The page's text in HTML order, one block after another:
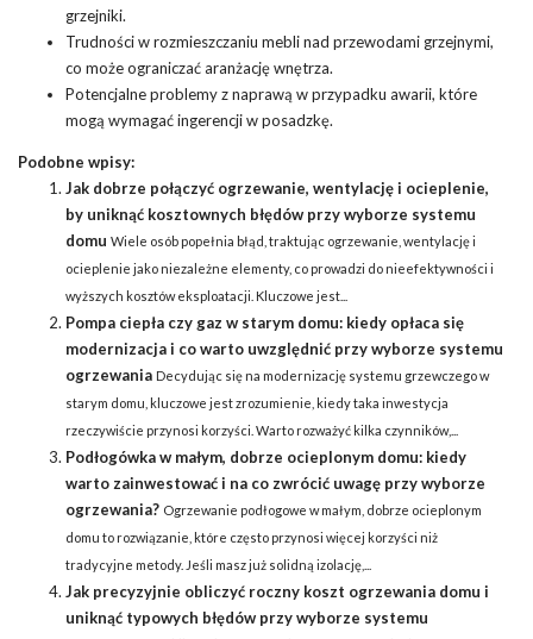
grzejniki.
Trudności w rozmieszczaniu mebli nad przewodami grzejnymi,
co może ograniczać aranżację wnętrza.
Potencjalne problemy z naprawą w przypadku awarii, które
mogą wymagać ingerencji w posadzkę.
Podobne wpisy:
Jak dobrze połączyć ogrzewanie, wentylację i ocieplenie,
by uniknąć kosztownych błędów przy wyborze systemu
domu Wiele osób popełnia błąd, traktując ogrzewanie, wentylację i
ocieplenie jako niezależne elementy, co prowadzi do nieefektywności i
wyższych kosztów eksploatacji. Kluczowe jest...
Pompa ciepła czy gaz w starym domu: kiedy opłaca się
modernizacja i co warto uwzględnić przy wyborze systemu
ogrzewania Decydując się na modernizację systemu grzewczego w
starym domu, kluczowe jest zrozumienie, kiedy taka inwestycja
rzeczywiście przynosi korzyści. Warto rozważyć kilka czynników,...
Podłogówka w małym, dobrze ocieplonym domu: kiedy
warto zainwestować i na co zwrócić uwagę przy wyborze
ogrzewania? Ogrzewanie podłogowe w małym, dobrze ocieplonym
domu to rozwiązanie, które często przynosi więcej korzyści niż
tradycyjne metody. Jeśli masz już solidną izolację,...
Jak precyzyjnie obliczyć roczny koszt ogrzewania domu i
uniknąć typowych błędów przy wyborze systemu